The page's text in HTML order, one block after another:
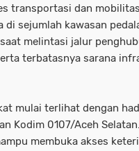
transportasi dan
sejumlah kawasan
melintasi jalur
terbatasnya sarana
mulai terlihat dengan
Kodim 0107/Aceh
membuka akses